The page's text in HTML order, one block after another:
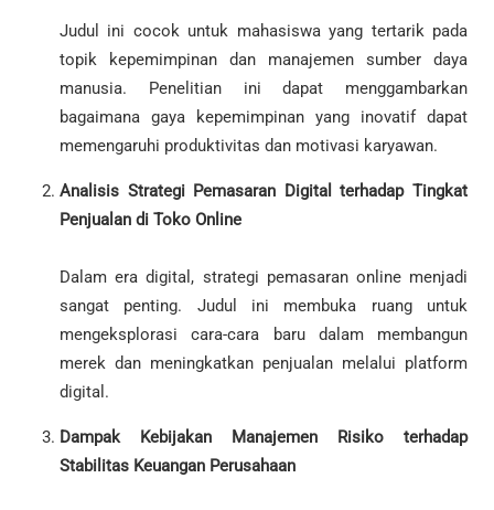
Judul ini cocok untuk mahasiswa yang tertarik pada
topik kepemimpinan dan manajemen sumber daya
manusia. Penelitian ini dapat menggambarkan
bagaimana gaya kepemimpinan yang inovatif dapat
memengaruhi produktivitas dan motivasi karyawan.
Analisis Strategi Pemasaran Digital terhadap Tingkat
Penjualan di Toko Online
Dalam era digital, strategi pemasaran online menjadi
sangat penting. Judul ini membuka ruang untuk
mengeksplorasi cara-cara baru dalam membangun
merek dan meningkatkan penjualan melalui platform
digital.
Dampak Kebijakan Manajemen Risiko terhadap
Stabilitas Keuangan Perusahaan